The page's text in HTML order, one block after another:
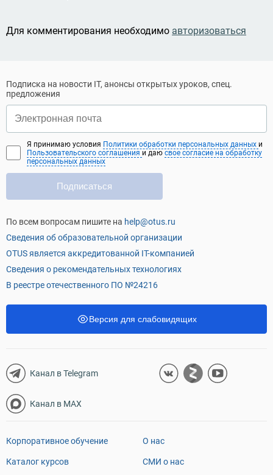
Для комментирования необходимо авторизоваться
Подписка на новости IT, анонсы открытых уроков, спец.
предложения
Подписаться
Я принимаю условия Политики обработки персональных данных и
Пользовательского соглашения и даю свое согласие на обработку
персональных данных
По всем вопросам пишите на help@otus.ru
Сведения об образовательной организации
OTUS является аккредитованной IT-компанией
Сведения о рекомендательных технологиях
В реестре отечественного ПО №24216
Версия для слабовидящих
Канал в Telegram
Канал в MAX
Корпоративное обучение
Каталог курсов
О нас
СМИ о нас